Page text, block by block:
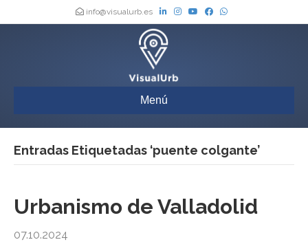
info@visualurb.es
Menú
Entradas Etiquetadas ‘puente colgante’
Urbanismo de Valladolid
07.10.2024